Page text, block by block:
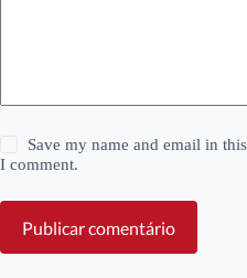
Save my name and email in
I comment.
Publicar comentário